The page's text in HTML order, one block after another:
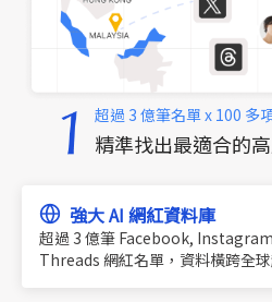
超過 3 億筆名單 x 100 多
精準找出最適合的
強大 AI 網紅資料庫
超過 3 億筆 Facebook,
Threads 網紅名單，資料橫跨全